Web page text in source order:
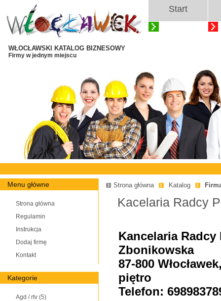
WŁOCŁAWSKI KATALOG BIZNESOWY
Firmy w jednym miejscu
Start
Menu główne
Strona główna
Regulamin
Instrukcja
Dodaj firmę
Kontakt
Kategorie
Agd / rtv (5)
Strona główna Katalog
Kacelaria Radcy
Kancelaria Radcy
Zbonikowska
87-800
piętro
Telefon: